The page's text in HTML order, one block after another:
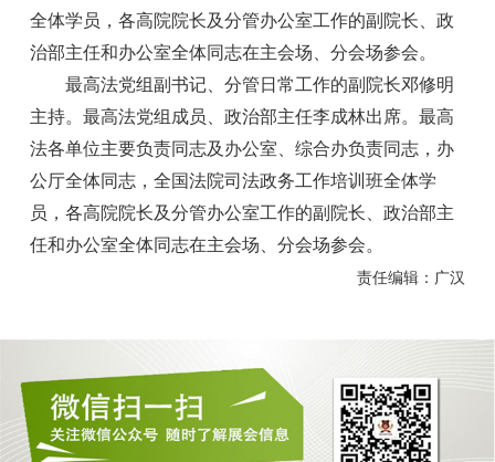
全体学员，各高院院长及分管办公室工作的副院长、政
治部主任和办公室全体同志在主会场、分会场参会。
最高法党组副书记、分管日常工作的副院长邓修明
主持。最高法党组成员、政治部主任李成林出席。最高
法各单位主要负责同志及办公室、综合办负责同志，办
公厅全体同志，全国法院司法政务工作培训班全体学
员，各高院院长及分管办公室工作的副院长、政治部主
任和办公室全体同志在主会场、分会场参会。
责任编辑：广汉